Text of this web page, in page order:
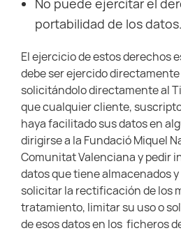
No puede ejercitar el
portabilidad de los datos.
El ejercicio de estos derechos
debe ser ejercido
solicitándolo directamente al
que cualquier cliente,
haya facilitado sus datos en
dirigirse a la Fundació Miquel
Comunitat Valenciana y pedir
datos que tiene almacenados
solicitar la rectificación de los
tratamiento, limitar su uso o
de esos datos en los ficheros